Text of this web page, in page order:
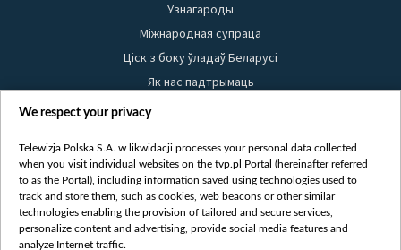
Узнагароды
Міжнародная супраца
Ціск з боку ўладаў Беларусі
Як нас падтрымаць
Правілы выкарыстання матэрыялаў
Бяспека
Youtube
Белсат news
Белсат Shorts
We respect your privacy
Telewizja Polska S.A. w likwidacji processes your personal data collected
when you visit individual websites on the tvp.pl Portal (hereinafter referred
to as the Portal), including information saved using technologies used to
track and store them, such as cookies, web beacons or other similar
technologies enabling the provision of tailored and secure services,
personalize content and advertising, provide social media features and
analyze Internet traffic.